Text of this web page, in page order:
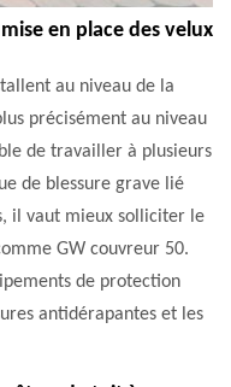
en place des velux
au niveau de la
précisément au niveau
de travailler à plusieurs
de blessure grave lié
il vaut mieux solliciter le
GW couvreur 50.
de protection
antidérapantes et les